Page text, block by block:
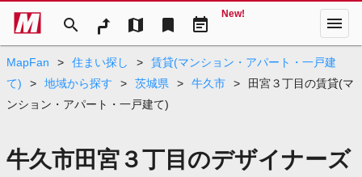
search map bookmark event_note
New! menu
MapFan > 住まい探し >
賃貸(マンション・アパート・一戸建
て)
> 地域から探す > 茨城県 > 牛久市 >
田宮３丁目の賃貸(マ
ンション・アパート・一戸建て)
牛久市田宮３丁目のデザイナーズ